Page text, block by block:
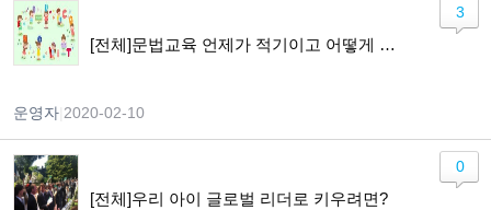
[전체]문법교육 언제가 적기이고 어떻게 가르쳐야 하나요?
운영자 2020-02-10
3
[전체]우리 아이 글로벌 리더로 키우려면?
0